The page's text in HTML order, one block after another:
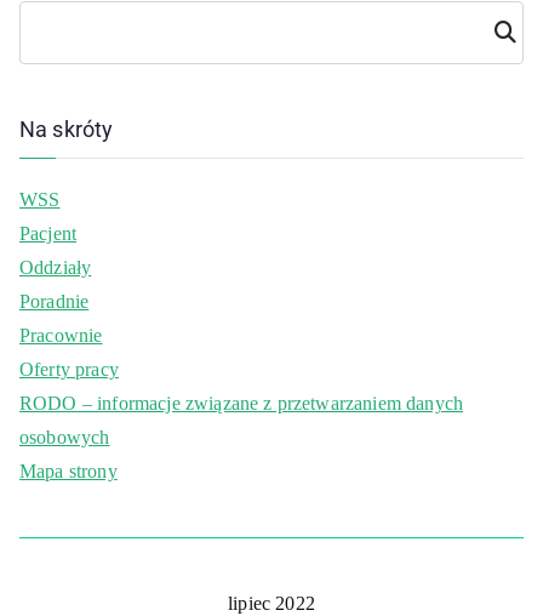
Szuka
j
Na skróty
WSS
Pacjent
Oddziały
Poradnie
Pracownie
Oferty pracy
RODO – informacje związane z przetwarzaniem danych
osobowych
Mapa strony
lipiec 2022